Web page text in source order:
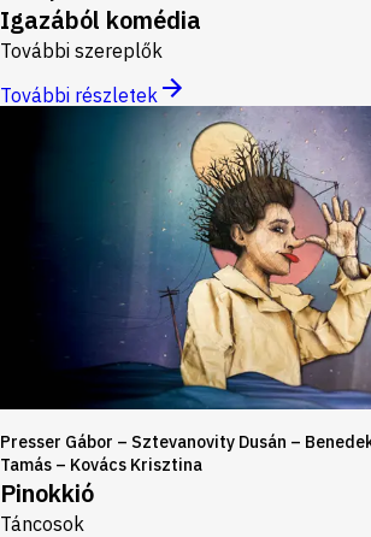
Igazából komédia
További szereplők
További részletek
Presser Gábor – Sztevanovity Dusán –
Tamás – Kovács Krisztina
Pinokkió
Táncosok